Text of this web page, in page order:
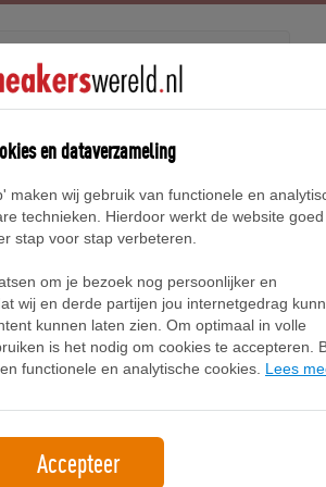
PUMA Sprint
402960-11
109,95 gratis verzending
en dataverzameling
maken wij gebruik van functionele en
technieken. Hierdoor werkt de website goed
stap voor stap verbeteren.
om je bezoek nog persoonlijker en
wij en derde partijen jou internetgedrag
kunnen laten zien. Om optimaal in volle
is het nodig om cookies te accepteren.
functionele en analytische cookies. Lees
Accepteer